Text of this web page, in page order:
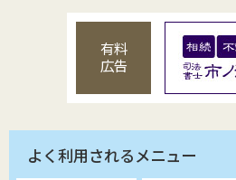
有料
広告
よく利用されるメニュー